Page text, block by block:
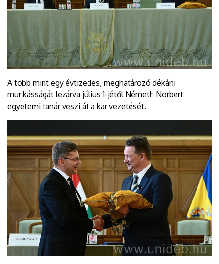
A több mint egy évtizedes, meghatározó dékáni
munkásságát lezárva július 1-jétől Németh Norbert
egyetemi tanár veszi át a kar vezetését.